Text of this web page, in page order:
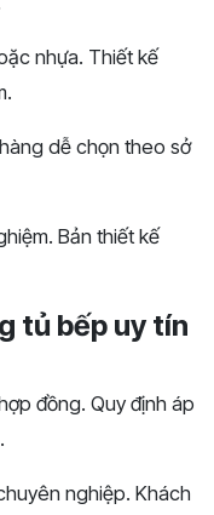
nhựa. Thiết kế
dễ chọn theo sở
Bản thiết kế
tủ bếp uy tín
đồng. Quy định áp
nghiệp. Khách